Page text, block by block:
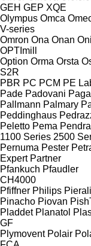
GEH GEP XQE
Olympus Omca
V-series
Omron Ona Onan
OPTImill
Option Orma Orsta
S2R
PBR PC PCM PE
Pade Padovani
Pallmann Palmary
Peddinghaus
Peletto Pema
1100 Series 2500
Pernuma Pester
Expert Partner
Pfankuch Pfaudler
CH4000
Pfiffner Philips
Pinacho Piovan
Pladdet Planatol
GF
Plymovent Polair